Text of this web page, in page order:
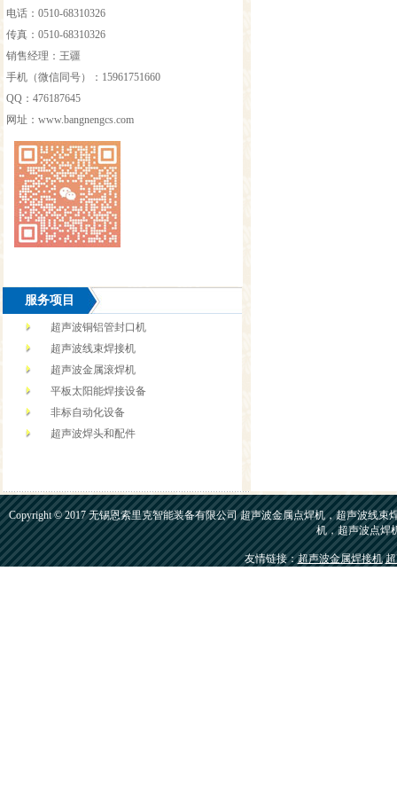
电话：0510-68310326
传真：0510-68310326
销售经理：王疆
手机（微信同号）：15961751660
QQ：476187645
网址： www.bangnengcs.com
服务项目
超声波铜铝管封口机
超声波线束焊接机
超声波金属滚焊机
平板太阳能焊接设备
非标自动化设备
超声波焊头和配件
Copyright © 2017 无锡恩索里克智能装备有限公司 超声波金属点焊机，超声波线
机，超声波点焊
友情链接：超声波金属焊接机